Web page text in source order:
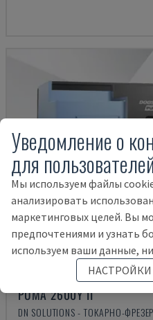
PUMA 2600Y II
DN SOLUTIONS - ТОКАРНО-
Уведомление о
для
Мы используем файлы
анализировать
маркетинговых целей. Вы
предпочтениями и узнать
используем ваши данные,
НАСТРОЙКИ